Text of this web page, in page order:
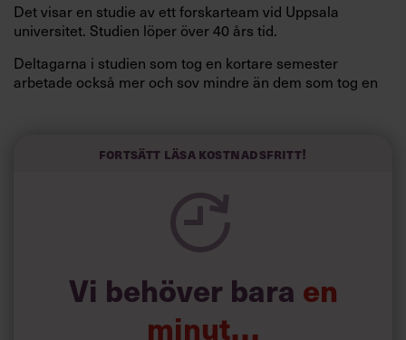
Det visar en studie av ett forskarteam vid Uppsala
universitet. Studien löper över 40 års tid.
Deltagarna i studien som tog en kortare semester
arbetade också mer och sov mindre än dem som tog en
Forskarna tror sig dessutom kunna uttyda att en längre
försök att förändra livsstilsvanor.
Fortsätt läsa kostnadsfritt!
Vi behöver bara en
minut…